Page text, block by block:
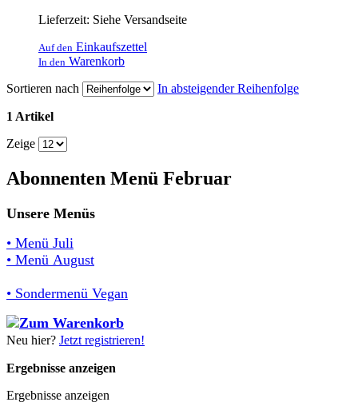
Lieferzeit: Siehe Versandseite
Auf den Einkaufszettel
In den Warenkorb
Sortieren nach
In absteigender Reihenfolge
1 Artikel
Zeige
Abonnenten Menü Februar
Unsere Menüs
• Menü Juli
• Menü August
• Sondermenü Vegan
Neu hier? Jetzt registrieren!
Ergebnisse anzeigen
Ergebnisse anzeigen